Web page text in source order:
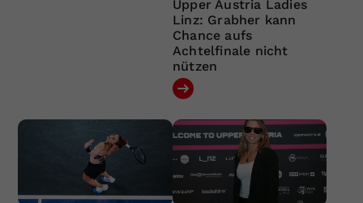
Upper Austria Ladies
Linz: Grabher kann
Chance aufs
Achtelfinale nicht
nützen